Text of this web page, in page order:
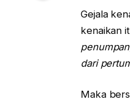
Gejala
kenaikan
dari
Maka